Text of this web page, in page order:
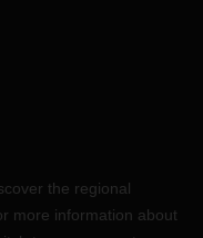
the regional
more information about